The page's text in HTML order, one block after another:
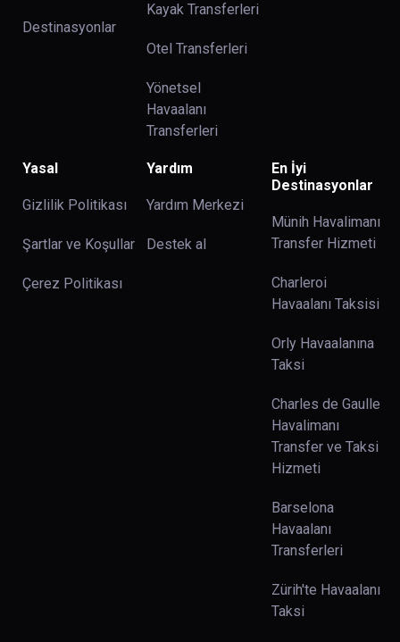
Destinasyonlar
Kayak Transferleri
Otel Transferleri
Yönetsel
Havaalanı
Transferleri
Yasal
Gizlilik Politikası
Şartlar ve Koşullar
Çerez Politikası
Yardım
Yardım Merkezi
Destek al
En İyi
Destinasyonlar
Münih Havalimanı
Transfer Hizmeti
Charleroi
Havaalanı Taksisi
Orly Havaalanına
Taksi
Charles de Gaulle
Havalimanı
Transfer ve Taksi
Hizmeti
Barselona
Havaalanı
Transferleri
Zürih'te Havaalanı
Taksi